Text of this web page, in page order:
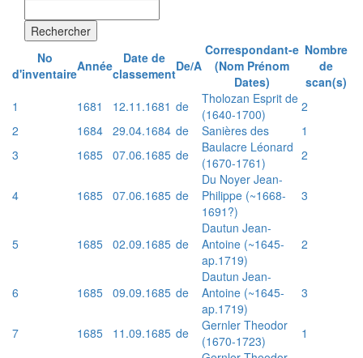
Rechercher
No
d'inventaireAnnée
Date de
classementDe/A
Correspondant-e
(Nom Prénom
Dates)
Nombre
de
scan(s)
1
1681 12.11.1681 de
Tholozan Esprit de
(1640-1700)
2
2
1684 29.04.1684 de Sanières des
1
3
1685 07.06.1685 de
Baulacre Léonard
(1670-1761)
2
4 1685 07.06.1685 de
Du Noyer Jean-
Philippe (~1668-
1691?)
3
5 1685 02.09.1685 de
Dautun Jean-
Antoine (~1645-
ap.1719)
2
6 1685 09.09.1685 de
Dautun Jean-
Antoine (~1645-
ap.1719)
3
7 1685 11.09.1685 de
Gernler Theodor
(1670-1723)
1